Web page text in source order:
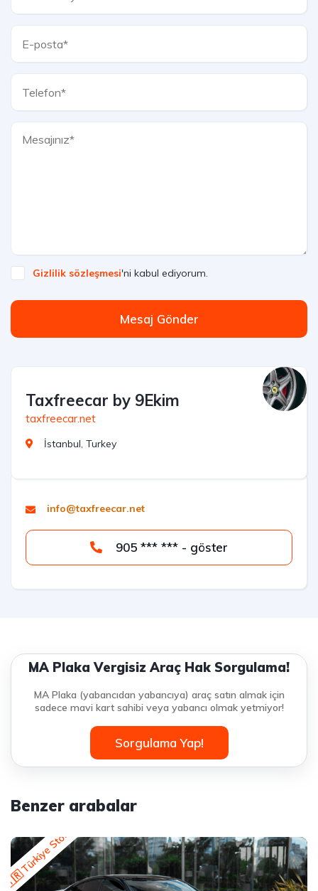
Gizlilik sözleşmesi'ni kabul ediyorum.
Mesaj Gönder
Taxfreecar by 9Ekim
taxfreecar.net
İstanbul, Turkey
info@taxfreecar.net
905 *** *** - göster
MA Plaka Vergisiz Araç Hak Sorgulama!
MA Plaka (yabancıdan yabancıya) araç satın almak için
sadece mavi kart sahibi veya yabancı olmak yetmiyor!
Sorgulama Yap!
Benzer arabalar
🇹🇷 Türkiye Stok